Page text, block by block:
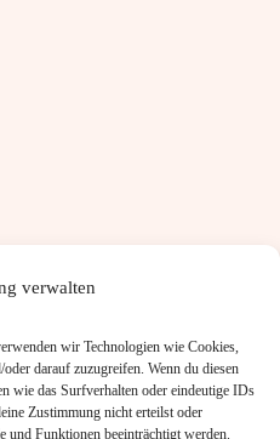
verwalten
wir Technologien wie Cookies,
darauf zuzugreifen. Wenn du diesen
wie das Surfverhalten oder eindeutige IDs
Zustimmung nicht erteilst oder
und Funktionen beeinträchtigt werden.